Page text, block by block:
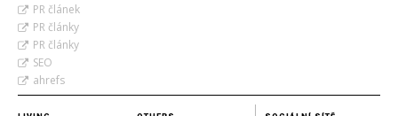
PR článek
PR články
PR články
SEO
ahrefs